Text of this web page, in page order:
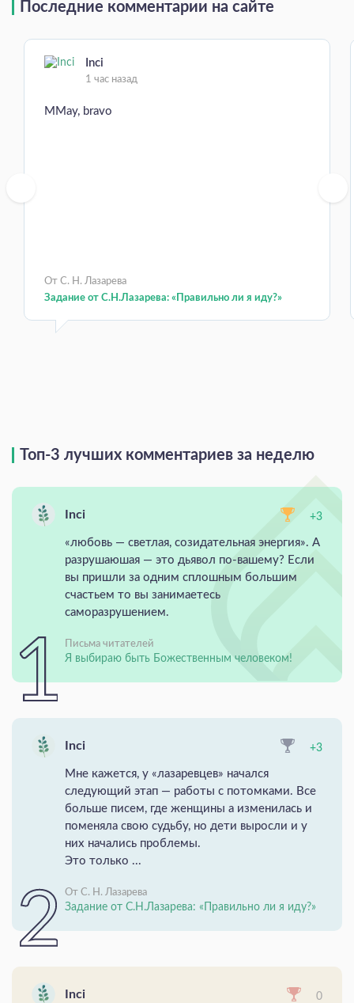
Последние комментарии на сайте
Inci
1 час назад
MMay, bravo
От С. Н. Лазарева
Задание от С.Н.Лазарева: «Правильно ли я иду?»
Топ-3 лучших комментариев за неделю
Inci +3
«любовь — светлая, созидательная энергия». А
разрушаюшая — это дьявол по-вашему? Если
вы пришли за одним сплошным большим
счастьем то вы занимаетесь
саморазрушением.
Письма читателей
Я выбираю быть Божественным человеком!
Inci +3
Мне кажется, у «лазаревцев» начался
следующий этап — работы с потомками. Все
больше писем, где женщины а изменилась и
поменяла свою судьбу, но дети выросли и у
них начались проблемы.
Это только ...
От С. Н. Лазарева
Задание от С.Н.Лазарева: «Правильно ли я иду?»
Inci 0